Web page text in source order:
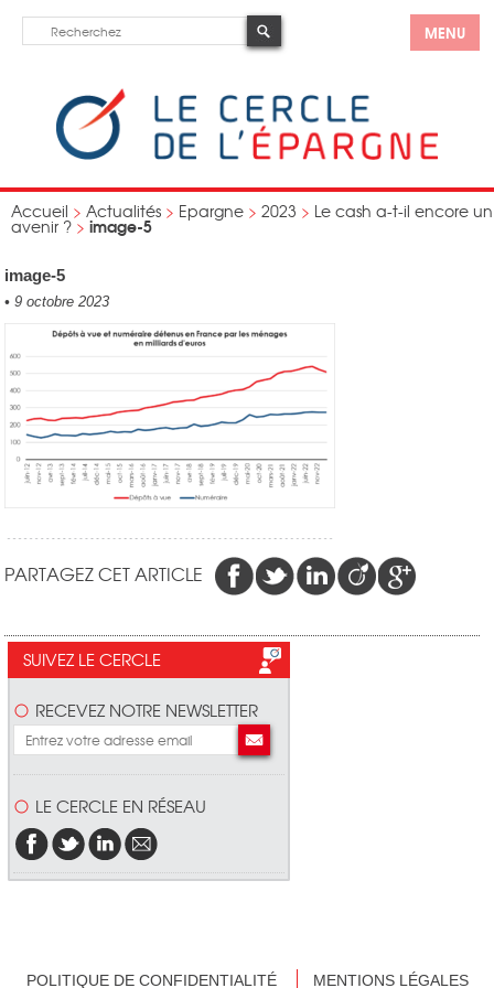
MENU
Accueil > Actualités > Epargne > 2023 > Le cash a-t-il encore un
avenir ? > image-5
image-5
• 9 octobre 2023
PARTAGEZ CET ARTICLE
SUIVEZ LE CERCLE
RECEVEZ NOTRE NEWSLETTER
LE CERCLE EN RÉSEAU
POLITIQUE DE CONFIDENTIALITÉ MENTIONS LÉGALES